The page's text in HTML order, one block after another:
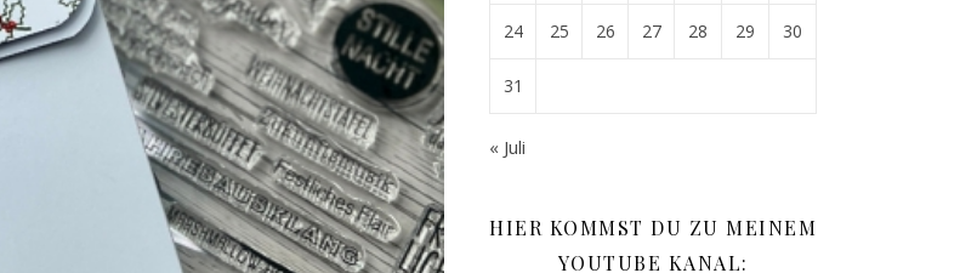
24 25 26 27 28 29 30
31
« Juli
HIER KOMMST DU ZU MEINEM
YOUTUBE KANAL: